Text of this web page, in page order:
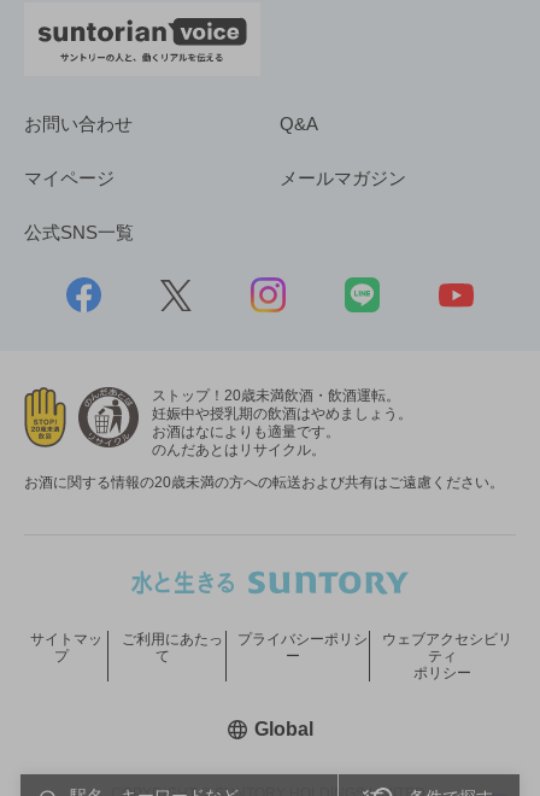
お問い合わせ Q&A
マイページ メールマガジン
公式SNS一覧
ストップ！20歳未満飲酒・飲酒運転。
妊娠中や授乳期の飲酒はやめましょう。
お酒はなによりも適量です。
のんだあとはリサイクル。
お酒に関する情報の20歳未満の方への転送および共有はご遠慮ください。
サイトマッ
プ
ご利用にあたっ
て
プライバシーポリシ
ー
ウェブアクセシビリ
ティ
ポリシー
Global新しいウィンドウで開く